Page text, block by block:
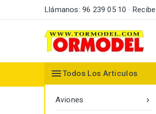
Llámanos: 96 239 05 10 ·
Todos Los Articulos

Aviones